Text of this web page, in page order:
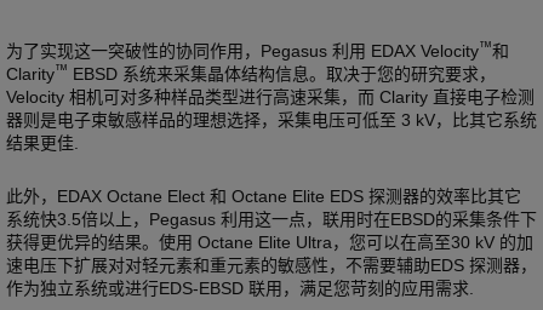
为了实现这一突破性的协同作用，Pegasus 利用 EDAX Velocity™和
Clarity™ EBSD 系统来采集晶体结构信息。取决于您的研究要求，
Velocity 相机可对多种样品类型进行高速采集，而 Clarity 直接电子检测
器则是电子束敏感样品的理想选择，采集电压可低至 3 kV，比其它系统
结果更佳.
此外，EDAX Octane Elect 和 Octane Elite EDS 探测器的效率比其它
系统快3.5倍以上，Pegasus 利用这一点，联用时在EBSD的采集条件下
获得更优异的结果。使用 Octane Elite Ultra，您可以在高至30 kV 的加
速电压下扩展对对轻元素和重元素的敏感性，不需要辅助EDS 探测器，
作为独立系统或进行EDS-EBSD 联用，满足您苛刻的应用需求.